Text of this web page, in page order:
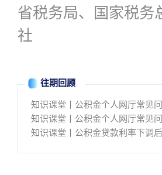
省税务局、国家税务
社
往期回顾
知识课堂丨公积金个人网厅常见
知识课堂丨公积金个人网厅常见
知识课堂丨公积金贷款利率下调